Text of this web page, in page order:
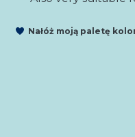
Nałóż moją paletę